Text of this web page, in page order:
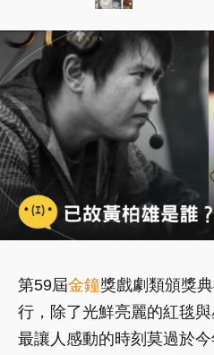
第59屆金鐘獎戲劇類頒獎
行，除了光鮮亮麗的紅毯
最讓人感動的時刻莫過於今